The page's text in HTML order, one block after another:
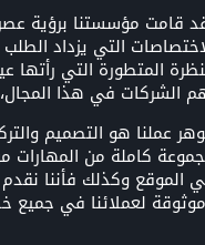
قامت مؤسستنا برؤية
التي يزداد
المتطورة التي
الشركات في هذا المجال،
عملنا هو التصميم
كاملة من المهارات
الموقع وكذلك فأننا
لعملائنا في جميع